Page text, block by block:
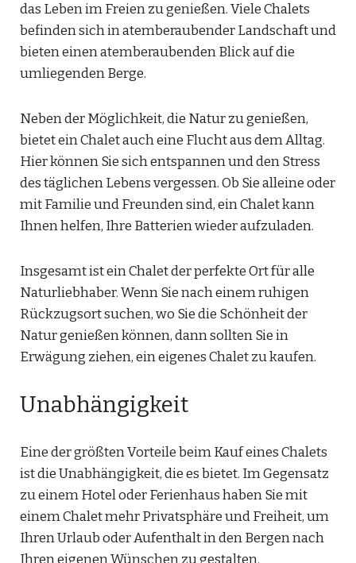
das Leben im Freien zu genießen. Viele Chalets
befinden sich in atemberaubender Landschaft und
bieten einen atemberaubenden Blick auf die
umliegenden Berge.
Neben der Möglichkeit, die Natur zu genießen,
bietet ein Chalet auch eine Flucht aus dem Alltag.
Hier können Sie sich entspannen und den Stress
des täglichen Lebens vergessen. Ob Sie alleine oder
mit Familie und Freunden sind, ein Chalet kann
Ihnen helfen, Ihre Batterien wieder aufzuladen.
Insgesamt ist ein Chalet der perfekte Ort für alle
Naturliebhaber. Wenn Sie nach einem ruhigen
Rückzugsort suchen, wo Sie die Schönheit der
Natur genießen können, dann sollten Sie in
Erwägung ziehen, ein eigenes Chalet zu kaufen.
Unabhängigkeit
Eine der größten Vorteile beim Kauf eines Chalets
ist die Unabhängigkeit, die es bietet. Im Gegensatz
zu einem Hotel oder Ferienhaus haben Sie mit
einem Chalet mehr Privatsphäre und Freiheit, um
Ihren Urlaub oder Aufenthalt in den Bergen nach
Ihren eigenen Wünschen zu gestalten.